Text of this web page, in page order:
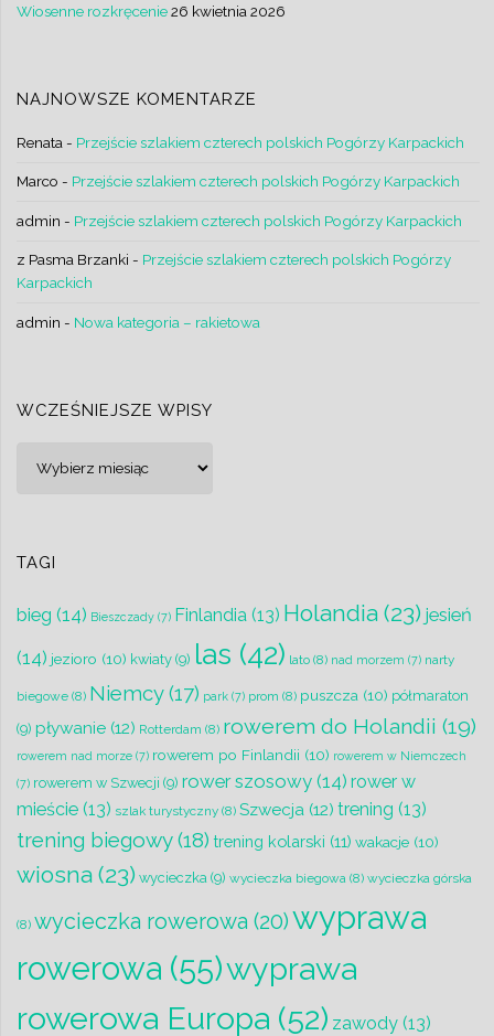
Wiosenne rozkręcenie 26 kwietnia 2026
NAJNOWSZE KOMENTARZE
Renata - Przejście szlakiem czterech polskich Pogórzy Karpackich
Marco - Przejście szlakiem czterech polskich Pogórzy Karpackich
admin - Przejście szlakiem czterech polskich Pogórzy Karpackich
z Pasma Brzanki - Przejście szlakiem czterech polskich Pogórzy
Karpackich
admin - Nowa kategoria – rakietowa
WCZEŚNIEJSZE WPISY
wpisy
TAGI
bieg (14) Bieszczady(7) Finlandia (13) Holandia(23) jesień
(14) jezioro (10) kwiaty(9) las (42) lato(8) nad morzem (7) narty
biegowe(8) Niemcy(17) park(7) prom (8) puszcza (10) półmaraton
(9) pływanie(12) Rotterdam (8) rowerem do Holandii (19)
rowerem nad morze(7) rowerem po Finlandii (10) rowerem w Niemczech
(7) rowerem w Szwecji (9) rower szosowy(14) rower w
mieście(13) szlak turystyczny(8) Szwecja(12) trening (13)
trening biegowy(18) trening kolarski (11) wakacje(10)
wiosna(23) wycieczka (9) wycieczka biegowa (8) wycieczka górska
(8) wycieczka rowerowa (20)wyprawa
rowerowa (55)wyprawa
rowerowa Europa (52) zawody(13)